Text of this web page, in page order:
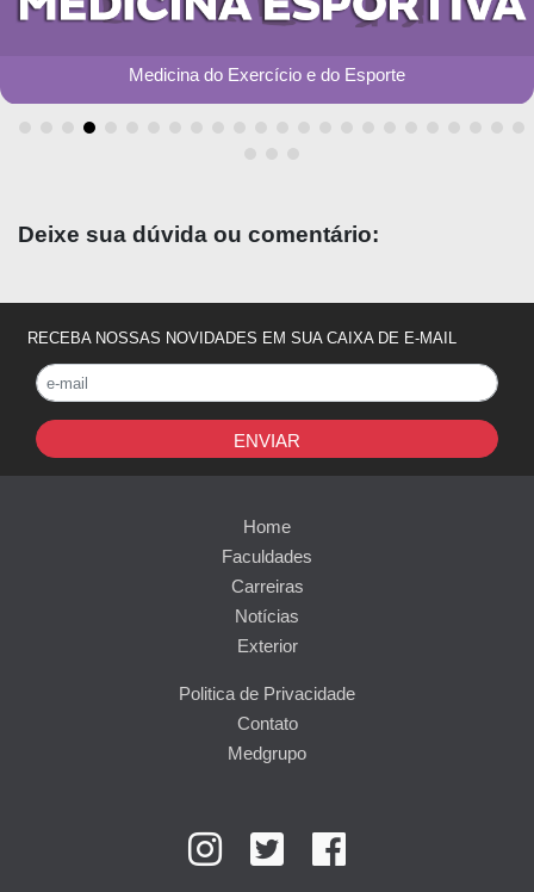
Medicina do Exercício e do Esporte
Deixe sua dúvida ou comentário:
RECEBA NOSSAS NOVIDADES EM SUA CAIXA DE E-MAIL
ENVIAR
Home
Faculdades
Carreiras
Notícias
Exterior
Politica de Privacidade
Contato
Medgrupo